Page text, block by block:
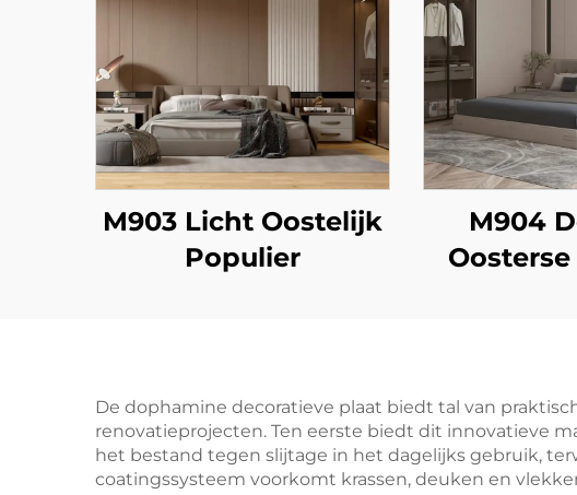
M903 Licht Oostelijk
Populier
M904
De dophamine decoratieve plaat biedt tal van
renovatieprojecten. Ten eerste biedt dit innovatieve
het bestand tegen slijtage in het dagelijks gebruik,
coatingssysteem voorkomt krassen, deuken en